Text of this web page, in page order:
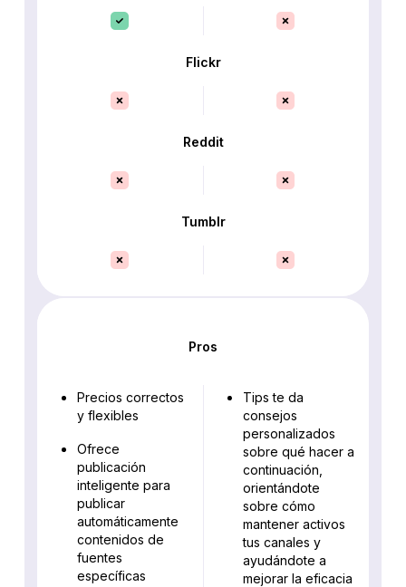
Flickr
Reddit
Tumblr
Pros
Precios correctos
y flexibles
Ofrece
publicación
inteligente para
publicar
automáticamente
contenidos de
fuentes
específicas
Tips te da
consejos
personalizados
sobre qué hacer a
continuación,
orientándote
sobre cómo
mantener activos
tus canales y
ayudándote a
mejorar la eficacia